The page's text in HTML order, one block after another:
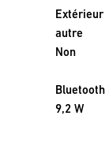
Extérieur
autre
Non
Bluetooth
9,2 W